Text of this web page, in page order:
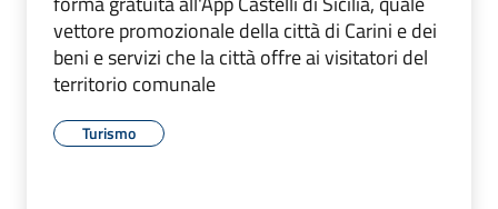
vettore promozionale della città di Carini e dei
beni e servizi che la città offre ai visitatori del
territorio comunale
Turismo